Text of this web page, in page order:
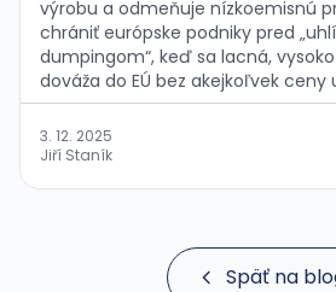
výrobu a odmeňuje nízkoemisnú
chrániť európske podniky pred
dumpingom“, keď sa lacná,
dováža do EÚ bez akejkoľvek ceny
druhej strane predstavuje
rýchlejšie neposunie k čistejšej
konkurencieschopnosti.
3. 12. 2025
Jiří Staník
Späť na